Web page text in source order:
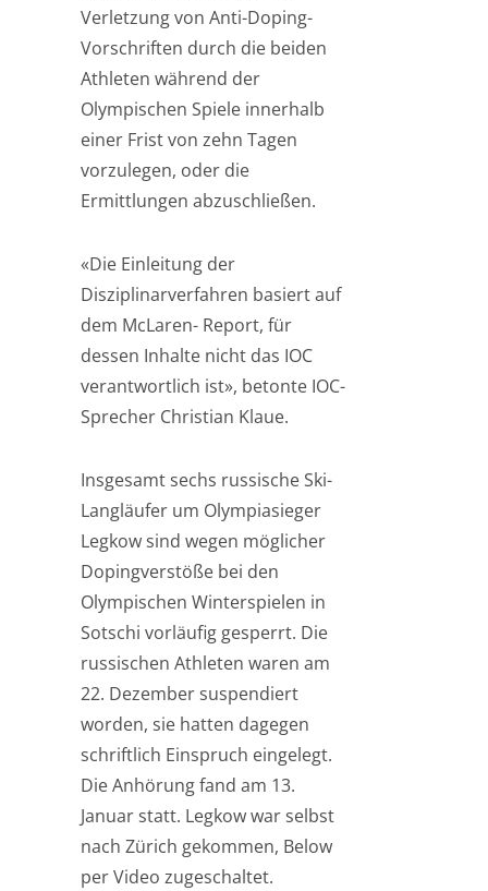
Verletzung von Anti-Doping-
Vorschriften durch die beiden
Athleten während der
Olympischen Spiele innerhalb
einer Frist von zehn Tagen
vorzulegen, oder die
Ermittlungen abzuschließen.
«Die Einleitung der
Disziplinarverfahren basiert auf
dem McLaren- Report, für
dessen Inhalte nicht das IOC
verantwortlich ist», betonte IOC-
Sprecher Christian Klaue.
Insgesamt sechs russische Ski-
Langläufer um Olympiasieger
Legkow sind wegen möglicher
Dopingverstöße bei den
Olympischen Winterspielen in
Sotschi vorläufig gesperrt. Die
russischen Athleten waren am
22. Dezember suspendiert
worden, sie hatten dagegen
schriftlich Einspruch eingelegt.
Die Anhörung fand am 13.
Januar statt. Legkow war selbst
nach Zürich gekommen, Below
per Video zugeschaltet.